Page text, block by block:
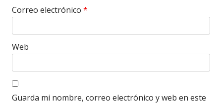
Correo electrónico *
Web
Guarda mi nombre, correo electrónico y web en este